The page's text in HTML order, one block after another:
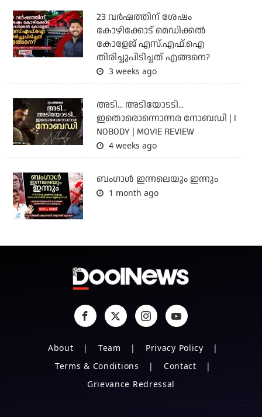
23 വർഷത്തിന് ശേഷം
കോഴിക്കോട് മെഡിക്കൽ
കോളേജ് എസ്.എഫ്.ഐ
തിരിച്ചുപിടിച്ചത് എങ്ങനെ?
3 weeks ago
അടി... അടിയോടടി...
ഇതൊരൊന്നൊന്നര നോബഡി | I
NOBODY | MOVIE REVIEW
4 weeks ago
ബംഗാള്‍ ഇന്നലെയും ഇന്നും
1 month ago
About Team
Privacy Policy
Terms & Conditions
Contact
Grievance Redressal